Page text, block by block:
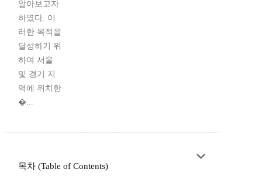
알아보고자
하였다. 이
러한 목적을
달성하기 위
하여 서울
및 경기 지
역에 위치한
�...
목차 (Table of Contents)